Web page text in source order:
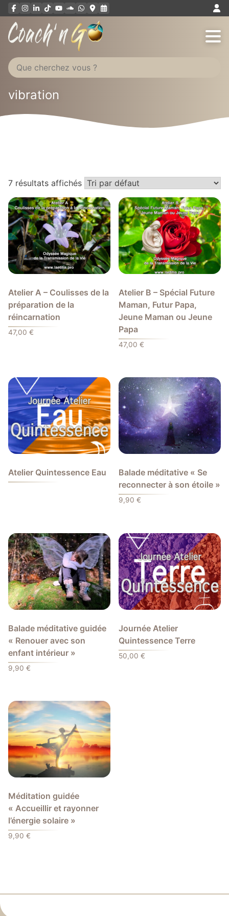
Aller
au
vibration
7 résultats affichés
Atelier A – Coulisses de la
préparation de la
réincarnation
47,00 €
Atelier B – Spécial Future
Maman, Futur Papa,
Jeune Maman ou Jeune
Papa
47,00€
Atelier Quintessence Eau
Balade méditative « Se
reconnecter à son étoile »
9,90€
Balade méditative guidée
« Renouer avec son
enfant intérieur »
9,90 €
Journée Atelier
Quintessence Terre
50,00€
Méditation guidée
« Accueillir et rayonner
l’énergie solaire »
9,90 €